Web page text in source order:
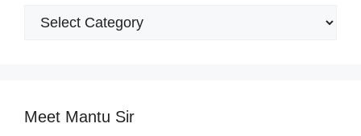
Popular
Meet Mantu Sir